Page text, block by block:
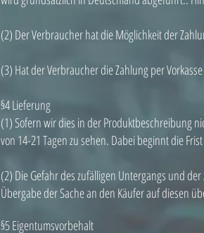
(2) Der Verbraucher hat die Möglichkeit der
(3) Hat der Verbraucher die Zahlung per
§4 Lieferung
(1) Sofern wir dies in der Produktbeschreibung
von 14-21 Tagen zu sehen. Dabei beginnt die
(2) Die Gefahr des zufälligen Untergangs und
Übergabe der Sache an den Käufer auf diesen
§5 Eigentumsvorbehalt